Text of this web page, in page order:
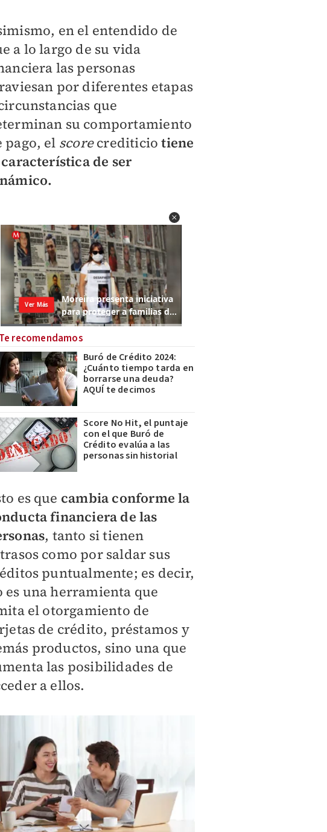
en el entendido de
a lo largo de su vida
las personas
por diferentes etapas
que
su comportamiento
pago, el scorecrediticio tiene
de ser
Te recomendamos
Buró de Crédito 2024:
¿Cuánto tiempo tarda en
borrarse una deuda?
AQUÍ te decimos
Score No Hit, el puntaje
con el que Buró de
Crédito evalúa a las
personas sin historial
es que cambia conforme la
financiera de las
, tanto si tienen
como por saldar sus
puntualmente; es decir,
es una herramienta que
el otorgamiento de
de crédito, préstamos y
productos, sino una que
las posibilidades de
a ellos.